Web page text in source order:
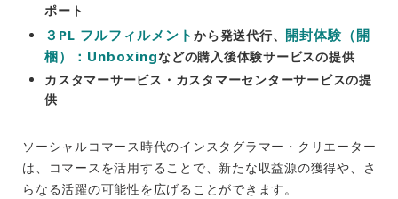
ポート
３PL フルフィルメント から発送代行、 開封体験（開
梱）：Unboxingなどの購入後体験サービスの提供
カスタマーサービス・カスタマーセンターサービスの提
供
ソーシャルコマース時代のインスタグラマー・クリエーター
は、コマースを活用することで、新たな収益源の獲得や、さ
らなる活躍の可能性を広げることができます。